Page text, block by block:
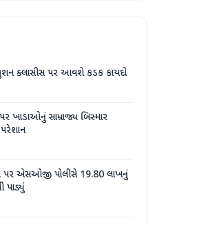
ક્લાસીસ પર આવશે કડક કાયદો
ખાડાઓનું સામ્રાજ્ય બિસ્માર
પર એસઓજી પોલીસે 19.80 લાખનું
પાડ્યું